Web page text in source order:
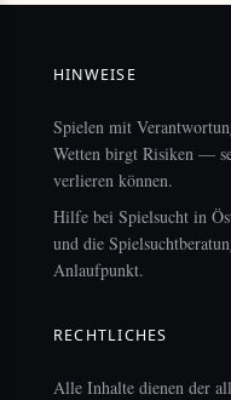
HINWEISE
Spielen mit
Wetten birgt Risiken —
verlieren können.
Hilfe bei Spielsucht in
und die
Anlaufpunkt.
RECHTLICHES
Alle Inhalte dienen der